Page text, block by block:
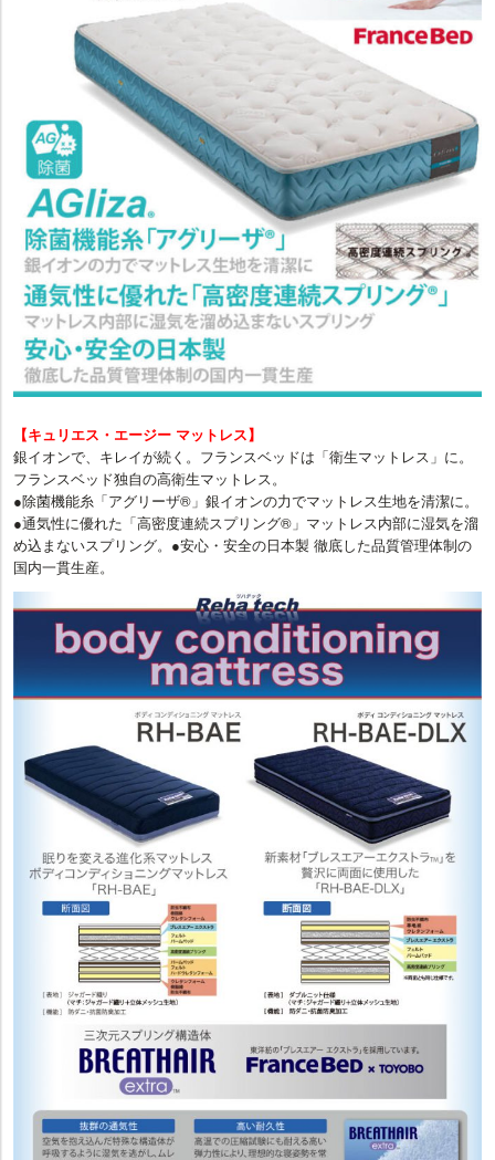
【キュリエス・エージー マットレス】
銀イオンで、キレイが続く。フランスベッドは「衛生マットレス」に。
フランスベッド独自の高衛生マットレス。
●除菌機能糸「アグリーザ®」銀イオンの力でマットレス生地を清潔に。
●通気性に優れた「高密度連続スプリング®」マットレス内部に湿気を溜
め込まないスプリング。●安心・安全の日本製 徹底した品質管理体制の
国内一貫生産。